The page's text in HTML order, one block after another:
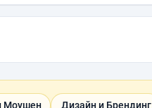
Моушен Дизайн и Брендинг